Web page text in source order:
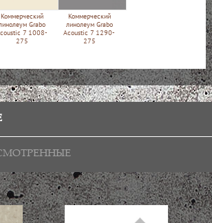
Коммерческий
Grabo
7 1008-
275
Коммерческий
линолеум Grabo
Acoustic 7 1290-
275